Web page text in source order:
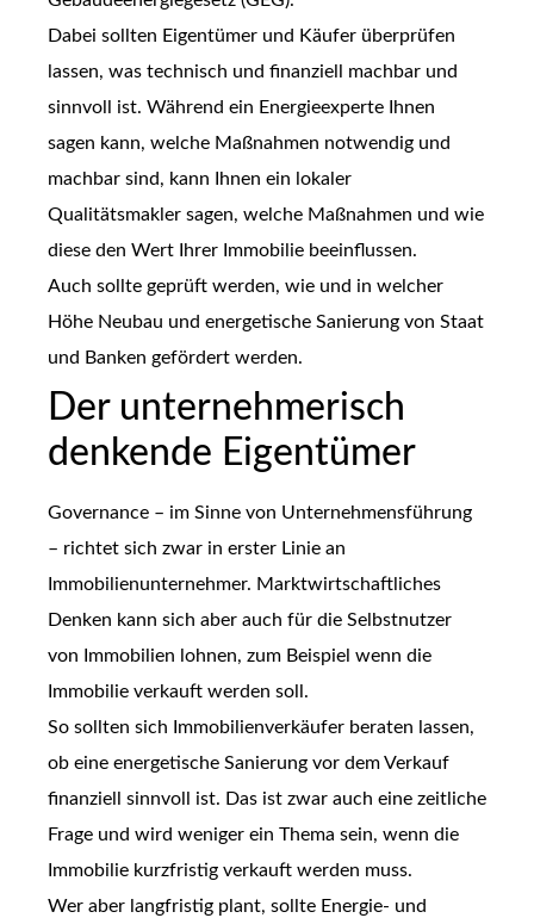
Dabei sollten Eigentümer und Käufer überprüfen
lassen, was technisch und finanziell machbar und
sinnvoll ist. Während ein Energieexperte Ihnen
sagen kann, welche Maßnahmen notwendig und
machbar sind, kann Ihnen ein lokaler
Qualitätsmakler sagen, welche Maßnahmen und wie
diese den Wert Ihrer Immobilie beeinflussen.
Auch sollte geprüft werden, wie und in welcher
Höhe Neubau und energetische Sanierung von Staat
und Banken gefördert werden.
Der unternehmerisch
denkende Eigentümer
Governance – im Sinne von Unternehmensführung
– richtet sich zwar in erster Linie an
Immobilienunternehmer. Marktwirtschaftliches
Denken kann sich aber auch für die Selbstnutzer
von Immobilien lohnen, zum Beispiel wenn die
Immobilie verkauft werden soll.
So sollten sich Immobilienverkäufer beraten lassen,
ob eine energetische Sanierung vor dem Verkauf
finanziell sinnvoll ist. Das ist zwar auch eine zeitliche
Frage und wird weniger ein Thema sein, wenn die
Immobilie kurzfristig verkauft werden muss.
Wer aber langfristig plant, sollte Energie- und